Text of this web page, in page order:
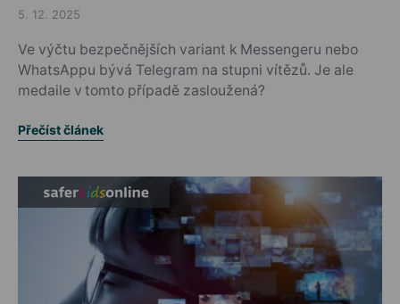
Posted on
5. 12. 2025
Ve výčtu bezpečnějších variant k Messengeru nebo
WhatsAppu bývá Telegram na stupni vítězů. Je ale
medaile v tomto případě zasloužená?
Přečíst článek